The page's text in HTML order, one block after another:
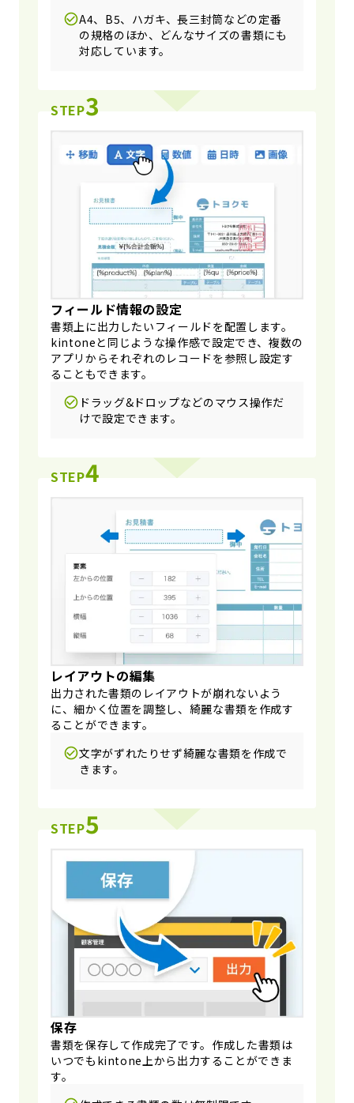
A4、B5、ハガキ、長三封筒などの定番
の規格のほか、どんなサイズの書類にも
対応しています。
STEP3
フィールド情報の設定
書類上に出力したいフィールドを配置します。
kintoneと同じような操作感で設定でき、複数の
アプリからそれぞれのレコードを参照し設定す
ることもできます。
ドラッグ&ドロップなどのマウス操作だ
けで設定できます。
STEP4
レイアウトの編集
出力された書類のレイアウトが崩れないよう
に、細かく位置を調整し、綺麗な書類を作成す
ることができます。
文字がずれたりせず綺麗な書類を作成で
きます。
STEP5
保存
書類を保存して作成完了です。作成した書類は
いつでもkintone上から出力することができま
す。